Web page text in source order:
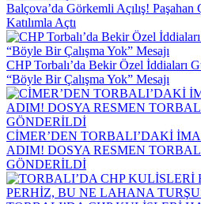
Balçova’da Görkemli Açılış! Paşahan
Katılımla Açtı
CHP Torbalı’da Bekir Özel İddiaları
“Böyle Bir Çalışma Yok” Mesajı
CİMER’DEN TORBALI’DAKİ
ADIM! DOSYA RESMEN
GÖNDERİLDİ